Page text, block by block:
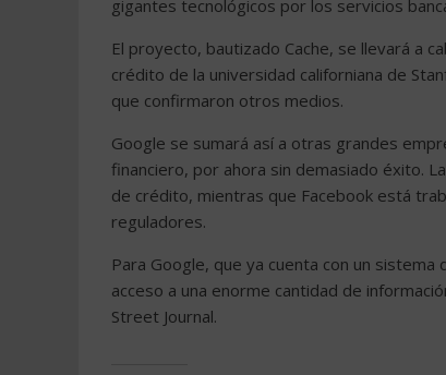
gigantes tecnológicos por los servicios
El proyecto, bautizado Cache, se llevará a
crédito de la universidad californiana de
que confirmaron otros medios.
Google se sumará así a otras grandes
financiero, por ahora sin demasiado éxito.
de crédito, mientras que Facebook está
reguladores.
Para Google, que ya cuenta con un
acceso a una enorme cantidad de
Street Journal.